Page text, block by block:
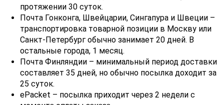
протяжении 30 суток.
Почта Гонконга, Швейцарии, Сингапура и Швеции –
транспортировка товарной позиции в Москву или
Санкт-Петербург обычно занимает 20 дней. В
остальные города, 1 месяц.
Почта Финляндии – минимальный период доставки
составляет 35 дней, но обычно посылка доходит за
25 суток.
ePacket – посылка приходит через 2 недели с